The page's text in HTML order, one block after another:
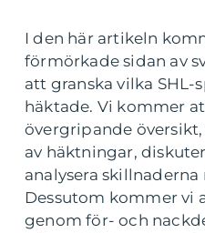
I den här artikeln
förmörkade sidan av
att granska vilka
häktade. Vi kommer
övergripande
av häktningar,
analysera
Dessutom kommer vi
genom för- och